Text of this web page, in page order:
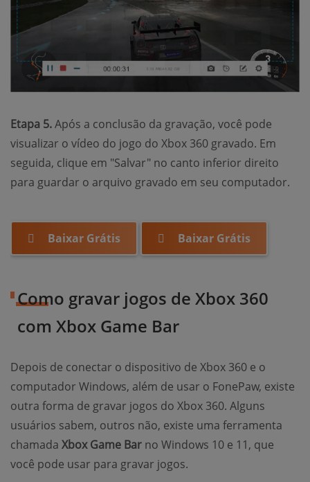
Etapa 5.Após a conclusão da gravação, você pode
visualizar o vídeo do jogo do Xbox 360 gravado. Em
seguida, clique em "Salvar" no canto inferior direito
para guardar o arquivo gravado em seu computador.
Baixar Grátis Baixar Grátis
Como gravar jogos de Xbox 360
com Xbox Game Bar
Depois de conectar o dispositivo de Xbox 360 e o
computador Windows, além de usar o FonePaw, existe
outra forma de gravar jogos do Xbox 360. Alguns
usuários sabem, outros não, existe uma ferramenta
chamada Xbox Game Bar no Windows 10 e 11, que
você pode usar para gravar jogos.